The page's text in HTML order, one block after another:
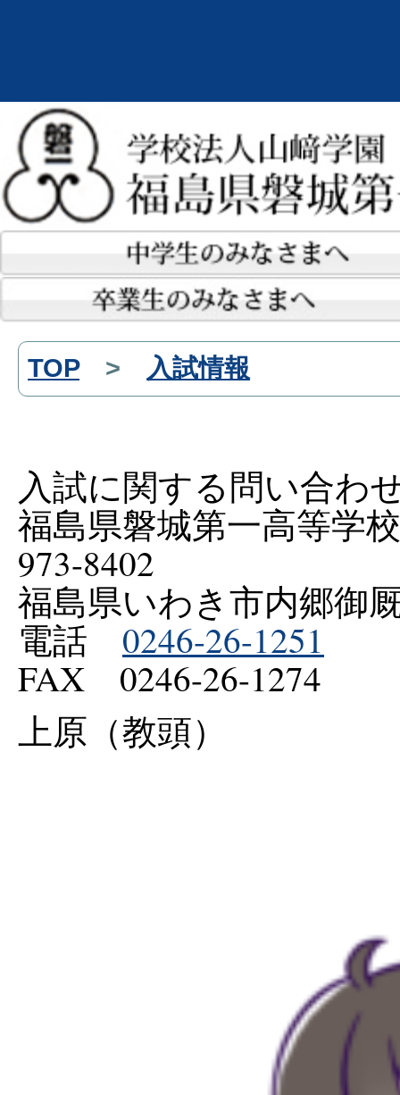
TOP> 入試情報
入試に関する問い合わ
福島県磐城第一高等学校
973-8402
福島県いわき市内郷御
電話 0246-26-1251
FAX 0246-26-1274
上原（教頭）